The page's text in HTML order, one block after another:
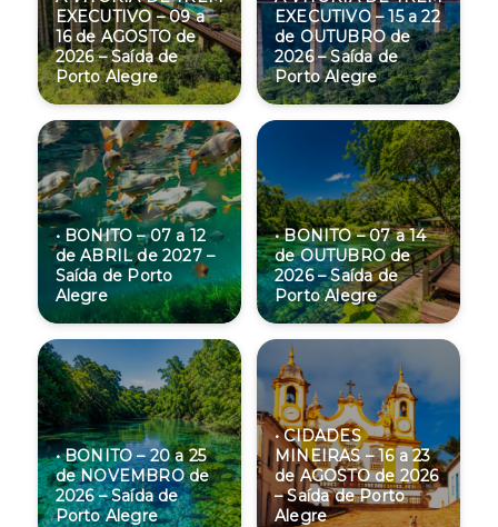
EXECUTIVO – 09 a
16 de AGOSTO de
2026 – Saída de
Porto Alegre
EXECUTIVO – 15 a 22
de OUTUBRO de
2026 – Saída de
Porto Alegre
• BONITO – 07 a 12
de ABRIL de 2027 –
Saída de Porto
Alegre
• BONITO – 07 a 14
de OUTUBRO de
2026 – Saída de
Porto Alegre
• BONITO – 20 a 25
de NOVEMBRO de
2026 – Saída de
Porto Alegre
• CIDADES
MINEIRAS – 16 a 23
de AGOSTO de 2026
– Saída de Porto
Alegre